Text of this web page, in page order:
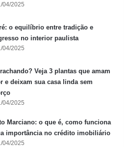
04/2025
o equilíbrio entre tradição e
no interior paulista
04/2025
Veja 3 plantas que amam
e deixam sua casa linda sem
04/2025
Marciano: o que é, como funciona
importância no crédito imobiliário
04/2025